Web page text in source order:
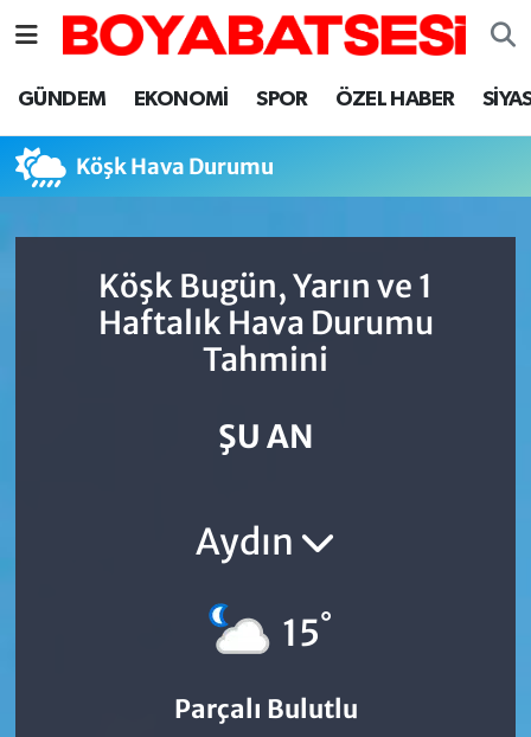
GÜNDEM EKONOMİ SPOR ÖZEL HABER
Köşk Hava Durumu
Köşk Bugün, Yarın ve 1
Haftalık Hava Durumu
Tahmini
ŞU AN
Aydın
15°
Parçalı Bulutlu
Sinop Nöbetçi Eczaneler
Sinop Hava Durumu
Sinop Trafik Yoğunluk Haritası
Süper Lig Puan Durumu ve Fikstür
Son Dakika Haberleri